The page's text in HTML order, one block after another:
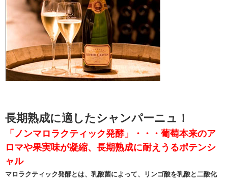
長期熟成に適したシャンパーニュ！
「ノンマロラクティック発酵」・・・葡萄本来のア
ロマや果実味が凝縮、長期熟成に耐えうるポテンシ
ャル
マロラクティック発酵とは、乳酸菌によって、リンゴ酸を乳酸と二酸化